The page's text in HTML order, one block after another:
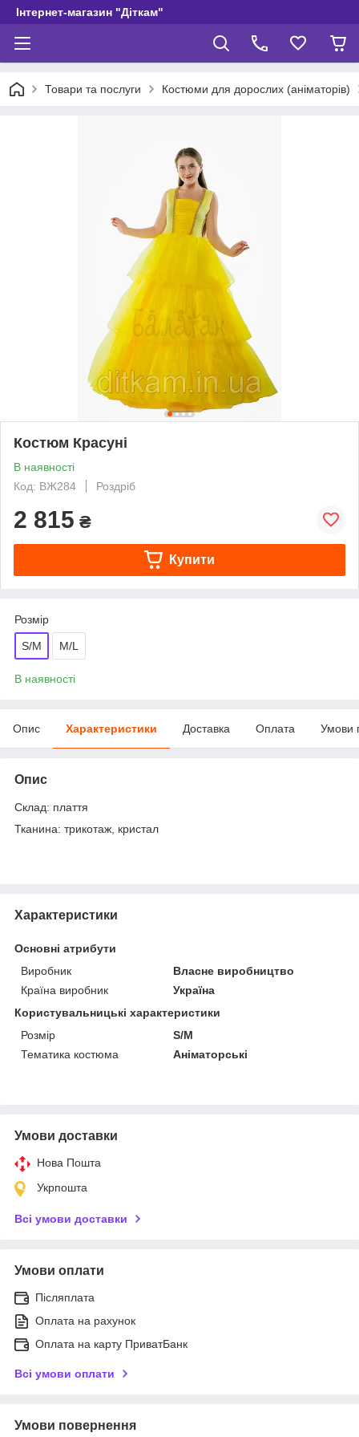
Інтернет-магазин "Діткам"
Товари та послуги Костюми для дорослих (аніматорів)
Костюм Красуні
В наявності
Код: ВЖ284
Роздріб
2 815 ₴
Купити
Розмір
S/M M/L
В наявності
Опис Характеристики Доставка Оплата Умови
Опис
Склад: плаття
Тканина: трикотаж, кристал
Характеристики
Основні атрибути
Виробник
Власне виробництво
Країна виробник
Україна
Користувальницькі характеристики
Розмір
S/M
Тематика костюма
Аніматорські
Умови доставки
Нова Пошта
Укрпошта
Всі умови доставки
Умови оплати
Післяплата
Оплата на рахунок
Оплата на карту ПриватБанк
Всі умови оплати
Умови повернення